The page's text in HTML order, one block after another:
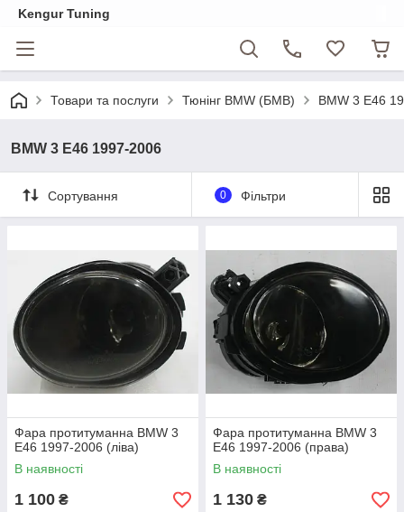
Kengur Tuning
Товари та послуги Тюнінг BMW (БМВ) BMW 3 E46
BMW 3 E46 1997-2006
Сортування 0 Фільтри
Фара протитуманна BMW 3
E46 1997-2006 (ліва)
В наявності
1 100 ₴
Фара протитуманна BMW 3
E46 1997-2006 (права)
В наявності
1 130 ₴